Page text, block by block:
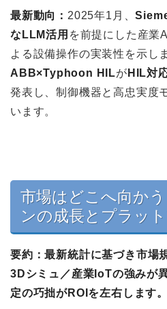
最新動向： 2025年1月、
なLLM活用 を前提にした産業
よる設備操作の実装性を示し
ABB×Typhoon HILが HIL対
発表し、制御機器と高忠実度
います。
市場はどこへ向か
ンの成長とプラッ
要約：最新統計に基づき市場
3Dシミュ／産業IoTの強みが
定の巧拙がROIを左右します。